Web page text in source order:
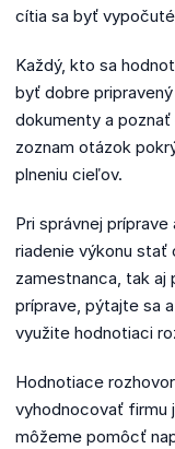
cítia sa byť
Každý, kto sa
byť dobre
dokumenty a
zoznam otázok
plneniu cieľov.
Pri správnej
riadenie výkonu stať
zamestnanca, tak aj
príprave, pýtajte sa
využite hodnotiaci
Hodnotiace
vyhodnocovať firmu
môžeme pomôcť